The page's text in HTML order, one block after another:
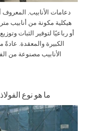
دعامات الأنابيب, المعروف
هيكلية مكونة من أنابيب
أو رباعيًا لتوفير الثبات
الكبيرة والمعقدة.
الأنابيب مصنوعة من
ما هو نوع